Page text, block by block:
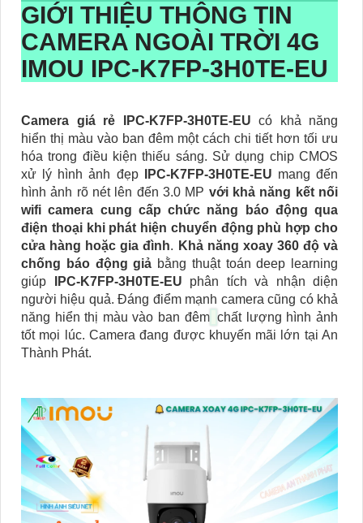
GIỚI THIỆU THÔNG TIN
CAMERA NGOÀI TRỜI 4G
IMOU IPC-K7FP-3H0TE-EU
Camera giá rẻ IPC-K7FP-3H0TE-EU có khả năng
hiển thị màu vào ban đêm một cách chi tiết hơn tối ưu
hóa trong điều kiện thiếu sáng. Sử dụng chip CMOS
xử lý hình ảnh đẹp
IPC-K7FP-3H0TE-EU mang đến
hình ảnh rõ nét lên đến 3.0 MP với khả năng kết nối
wifi camera cung cấp chức năng báo động qua
điện thoại khi phát hiện chuyển động phù hợp cho
cửa hàng hoặc gia đình. Khả năng xoay 360 độ và
chống báo động giả bằng thuật toán deep learning
giúp
IPC-K7FP-3H0TE-EU phân tích và nhận diện
người hiệu quả. Đáng điểm mạnh camera cũng có khả
năng hiển thị màu vào ban đêm chất lượng hình ảnh
tốt mọi lúc. Camera đang được khuyến mãi lớn tại An
Thành Phát.